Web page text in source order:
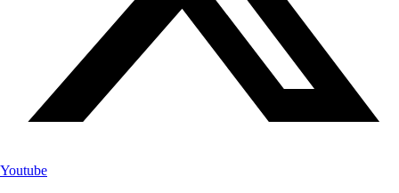
Youtube